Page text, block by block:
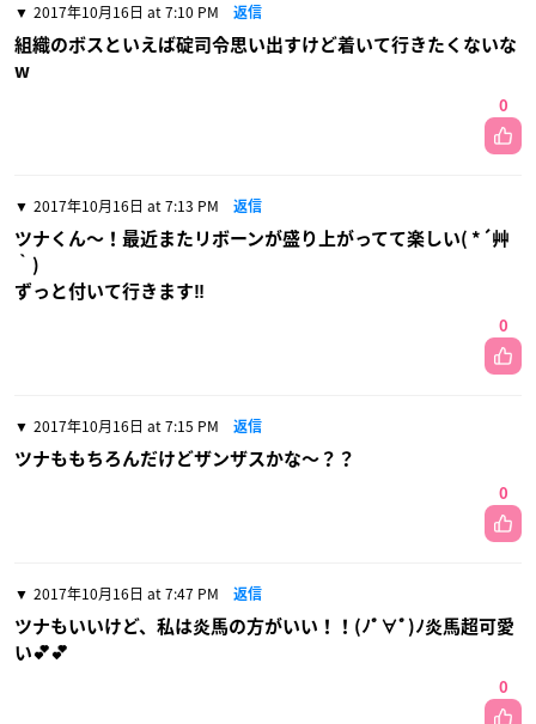
2017年10月16日 at 7:10 PM 返信
組織のボスといえば碇司令思い出すけど着いて行きたくないな
w
0
2017年10月16日 at 7:13 PM 返信
ツナくん〜！最近またリボーンが盛り上がってて楽しい( *´艸
｀)
ずっと付いて行きます‼︎
0
2017年10月16日 at 7:15 PM 返信
ツナももちろんだけどザンザスかな〜？？
0
2017年10月16日 at 7:47 PM 返信
ツナもいいけど、私は炎馬の方がいい！！(ﾉﾟ∀ﾟ)ﾉ炎馬超可愛
い💕💕
0